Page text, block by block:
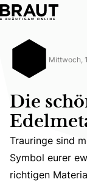
Mittwoch,
Die
Trauringe sind
Trauringe sind
Symbol eurer
richtigen